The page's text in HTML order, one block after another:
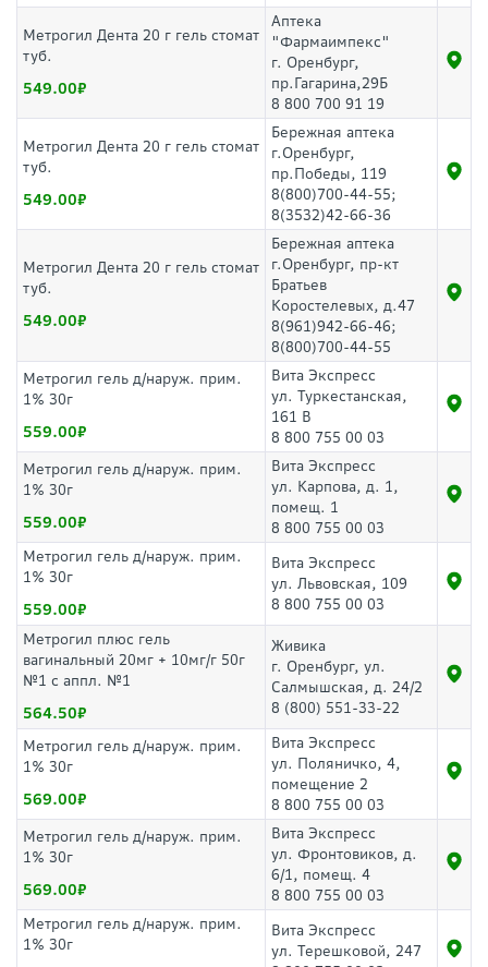
Метрогил Дента 20 г гель стомат
туб.
549.00
Аптека
"Фармаимпекс"
г. Оренбург,
пр.Гагарина,29Б
8 800 700 91 19
Метрогил Дента 20 г гель стомат
туб.
549.00
Бережная аптека
г.Оренбург,
пр.Победы, 119
8(800)700-44-55;
8(3532)42-66-36
Метрогил Дента 20 г гель стомат
туб.
549.00
Бережная аптека
г.Оренбург, пр-кт
Братьев
Коростелевых, д.47
8(961)942-66-46;
8(800)700-44-55
Метрогил гель д/наруж. прим.
1% 30г
559.00
Вита Экспресс
ул. Туркестанская,
161 В
8 800 755 00 03
Метрогил гель д/наруж. прим.
1% 30г
559.00
Вита Экспресс
ул. Карпова, д. 1,
помещ. 1
8 800 755 00 03
Метрогил гель д/наруж. прим.
1% 30г
559.00
Вита Экспресс
ул. Львовская, 109
8 800 755 00 03
Метрогил плюс гель
вагинальный 20мг + 10мг/г 50г
№1 с аппл. №1
564.50
Живика
г. Оренбург, ул.
Салмышская, д. 24/2
8 (800) 551-33-22
Метрогил гель д/наруж. прим.
1% 30г
569.00
Вита Экспресс
ул. Поляничко, 4,
помещение 2
8 800 755 00 03
Метрогил гель д/наруж. прим.
1% 30г
569.00
Вита Экспресс
ул. Фронтовиков, д.
6/1, помещ. 4
8 800 755 00 03
Метрогил гель д/наруж. прим.
1% 30г
Вита Экспресс
ул. Терешковой, 247